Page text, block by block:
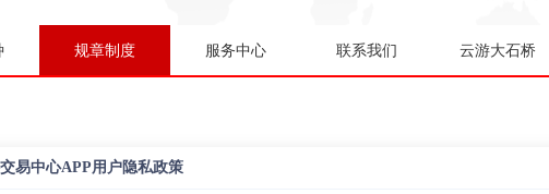
规章制度 服务中心 联系我们 云游大石桥
易中心APP用户隐私政策